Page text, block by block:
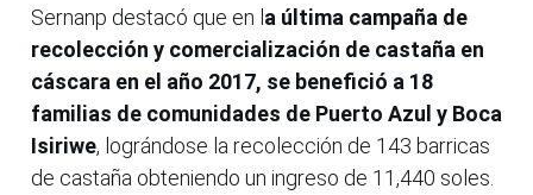
Sernanp destacó que en l a última campaña de
recolección y comercialización de castaña en
cáscara en el año 2017, se benefició a 18
familias de comunidades de Puerto Azul y Boca
Isiriwe, lográndose la recolección de 143 barricas
de castaña obteniendo un ingreso de 11,440 soles.